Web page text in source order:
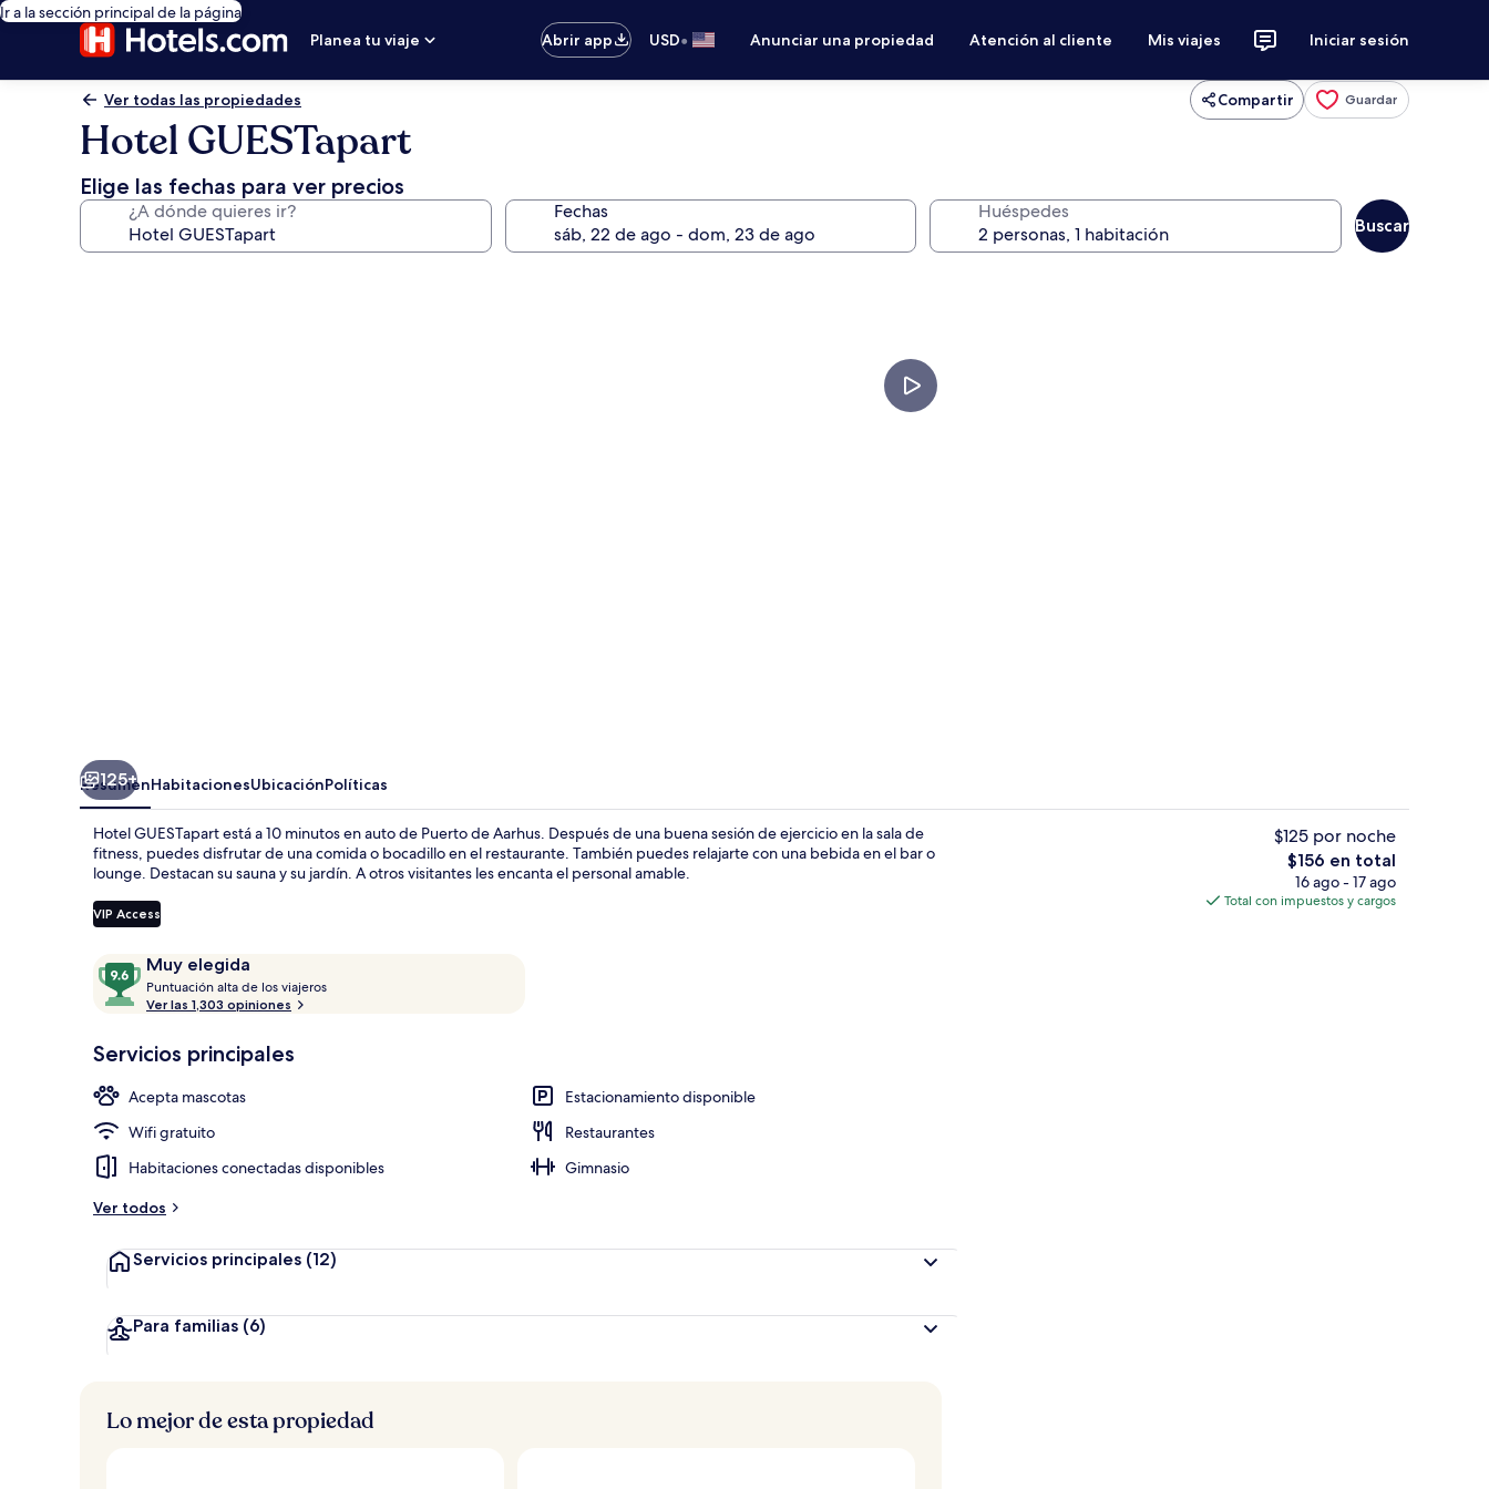
Ir a la sección principal de la página
Planea tu viaje
Abrir app USD• Anunciar una propiedad Atención al cliente Mis viajes Iniciar sesión
Ver todas las propiedades Compartir Guardar
Hotel GUESTapart
Elige las fechas para ver precios
¿A dónde quieres ir? Fechas Huéspedes
Buscar
Restaurante
125+
ResumenHabitacionesUbicaciónPolíticas
Hotel GUESTapart está a 10 minutos en auto de Puerto de Aarhus. Después de una buena sesión de ejercicio en la sala de
fitness, puedes disfrutar de una comida o bocadillo en el restaurante. También puedes relajarte con una bebida en el bar o
lounge. Destacan su sauna y su jardín. A otros visitantes les encanta el personal amable.
VIP Access
OpinionesMuy elegida
9.6
de
10,
elegida
Puntuación alta de los viajeros
n
t
a
Ver las 1,303 opiniones
Servicios principales
Acepta mascotas
Estacionamiento disponible
Wifi gratuito
Restaurantes
Habitaciones conectadas disponibles
Gimnasio
Ver todos
Servicios principales (12)
Para familias (6)
$125 por noche
El
precio
total
$156 en total
16 ago - 17 ago
Total con impuestos y cargos
Lo mejor de esta propiedad